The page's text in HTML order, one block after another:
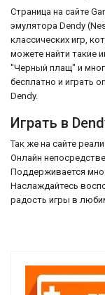
Страница на сайте
эмулятора Dendy
классических игр,
можете найти такие
"Черный плащ" и
бесплатно и играть
Dendy.
Играть в
Так же на сайте
Онлайн
Поддерживается
Наслаждайтесь
радость игры в